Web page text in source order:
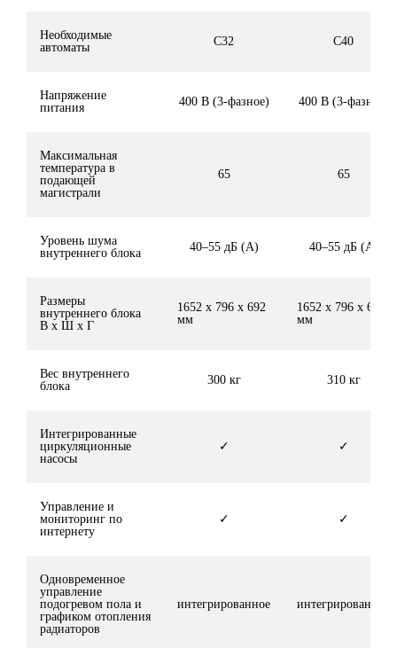
Необходимые
автоматы
C32 C40
Напряжение
питания
400 В (3-фазное) 400 В (3-фазное)
Максимальная
температура в
подающей
магистрали
65 65
Уровень шума
внутреннего блока
40–55 дБ (A) 40–55 дБ (A)
Размеры
внутреннего блока
В x Ш x Г
1652 x 796 x 692
мм
1652 x 796 x 692
мм
Вес внутреннего
блока
300 кг 310 кг
Интегрированные
циркуляционные
насосы
✓ ✓
Управление и
мониторинг по
интернету
✓ ✓
Одновременное
управление
подогревом пола и
графиком отопления
радиаторов
интегрированное интегрированное